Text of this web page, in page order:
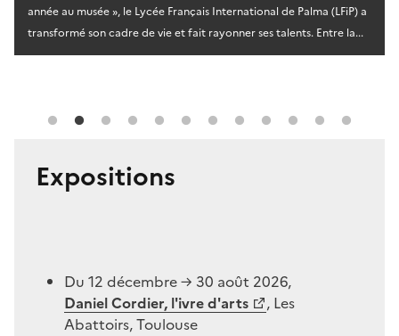
année au musée », le Lycée Français International de Palma (LFiP) a
transformé son cadre de vie et fait rayonner ses talents. Entre la...
Expositions
Du 12 décembre → 30 août 2026,
Daniel Cordier, l'ivre d'arts
, Les
Abattoirs, Toulouse